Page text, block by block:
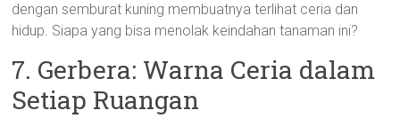
dengan semburat kuning membuatnya terlihat ceria dan
hidup. Siapa yang bisa menolak keindahan tanaman ini?
7. Gerbera: Warna Ceria dalam
Setiap Ruangan